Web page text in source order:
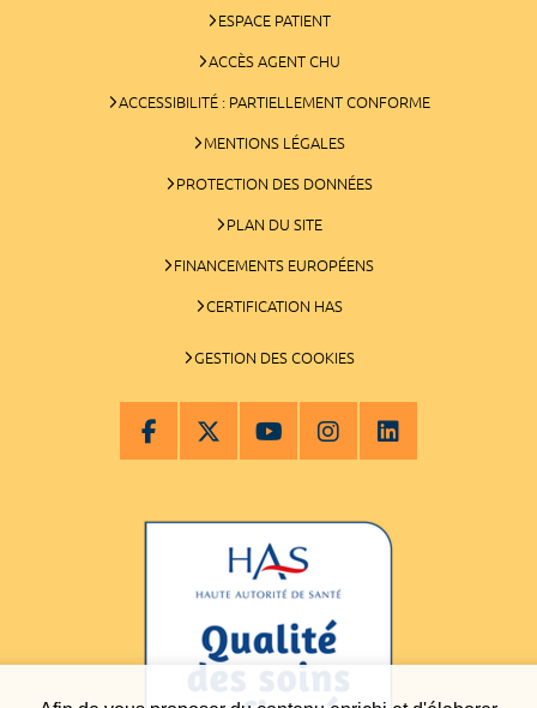
ESPACE PATIENT
ACCÈS AGENT CHU
ACCESSIBILITÉ : PARTIELLEMENT CONFORME
MENTIONS LÉGALES
PROTECTION DES DONNÉES
PLAN DU SITE
FINANCEMENTS EUROPÉENS
CERTIFICATION HAS
GESTION DES COOKIES